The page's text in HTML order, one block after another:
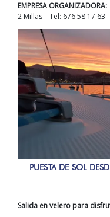
EMPRESA ORGANIZADORA:
2 Millas – Tel: 676 58 17 63
PUESTA DE SOL
Salida en velero para